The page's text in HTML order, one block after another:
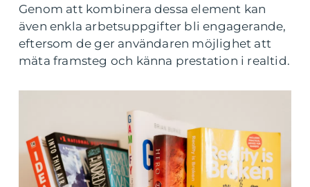
Genom att kombinera dessa element kan
även enkla arbetsuppgifter bli engagerande,
eftersom de ger användaren möjlighet att
mäta framsteg och känna prestation i realtid.